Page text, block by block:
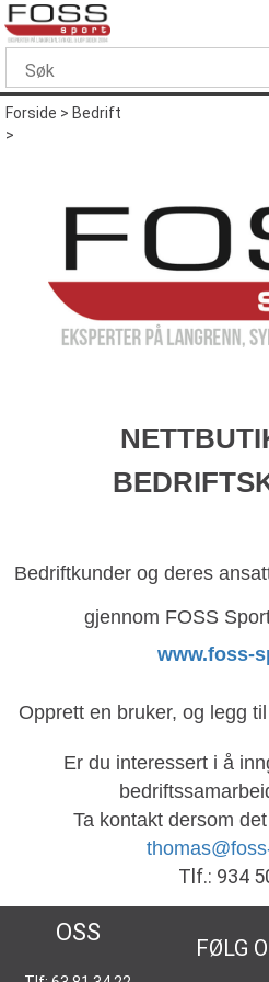
Forside>Bedrift
>
Bedriftkunder og deres
gjennom FOSS
www.foss-
Opprett en bruker, og legg
Er du interessert i å
Ta kontakt dersom
Tlf.: 934
OSS
FØLG